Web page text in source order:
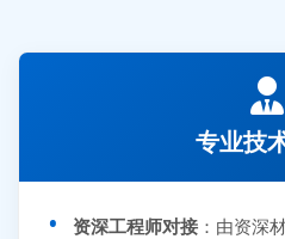
专业技
资深工程师对接 ：由资深